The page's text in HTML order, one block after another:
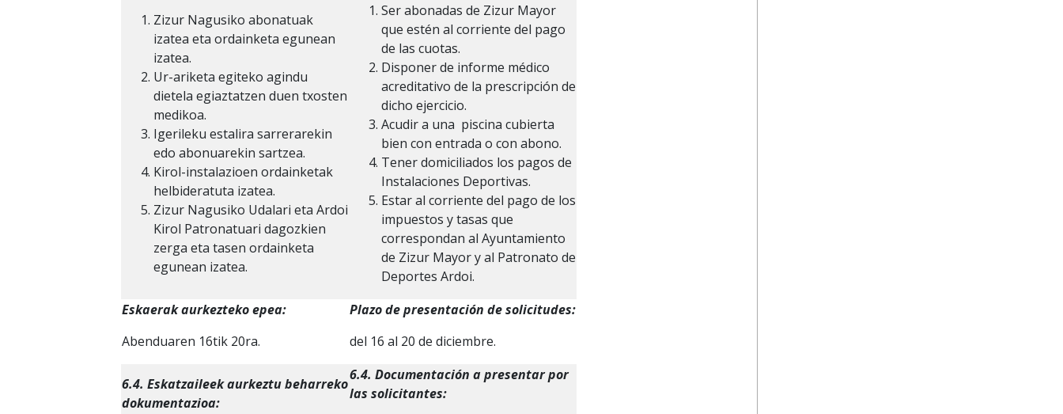
Zizur Nagusiko abonatuak
izatea eta ordainketa egunean
izatea.
Ur-ariketa egiteko agindu
dietela egiaztatzen duen txosten
medikoa.
Igerileku estalira sarrerarekin
edo abonuarekin sartzea.
Kirol-instalazioen ordainketak
helbideratuta izatea.
Zizur Nagusiko Udalari eta Ardoi
Kirol Patronatuari dagozkien
zerga eta tasen ordainketa
egunean izatea.
Ser abonadas de Zizur Mayor
que estén al corriente del pago
de las cuotas.
Disponer de informe médico
acreditativo de la prescripción de
dicho ejercicio.
Acudir a una piscina cubierta
bien con entrada o con abono.
Tener domiciliados los pagos de
Instalaciones Deportivas.
Estar al corriente del pago de los
impuestos y tasas que
correspondan al Ayuntamiento
de Zizur Mayor y al Patronato de
Deportes Ardoi.
Eskaerak aurkezteko epea:
Abenduaren 16tik 20ra.
Plazo de presentación de solicitudes:
del 16 al 20 de diciembre.
6.4. Eskatzaileek aurkeztu beharreko
dokumentazioa:
6.4. Documentación a presentar por
las solicitantes: